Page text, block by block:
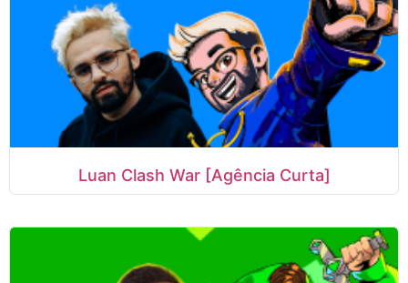
Luan Clash War [Agência Curta]